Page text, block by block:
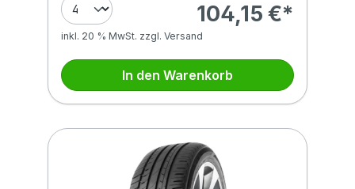
104,15 €*
inkl. 20 % MwSt. zzgl. Versand
In den Warenkorb